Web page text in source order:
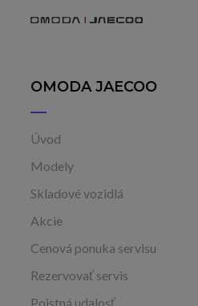
OMODA JAECOO
Úvod
Modely
Skladové vozidlá
Akcie
Cenová ponuka servisu
Rezervovať servis
Poistná udalosť